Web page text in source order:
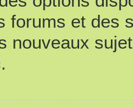
forums et des
nouveaux